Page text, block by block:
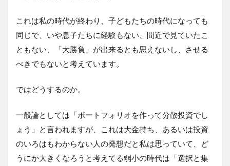
これは私の時代が終わり、子どもたちの時代になっても
同じで、いや息子たちに経験もない、間近で見ていたこ
ともない、「大勝負」が出来るとも思えないし、させる
べきでもないと考えています。
ではどうするのか。
一般論としては「ポートフォリオを作って分散投資でし
ょう」と言われますが、これは大金持ち、あるいは投資
のいろはもわからない人の発想だと私は思っていて、ど
うにか大きくなろうと考えてる弱小の時代は「選択と集